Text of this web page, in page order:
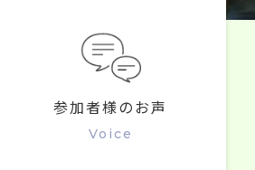
参加者様のお声
Voice